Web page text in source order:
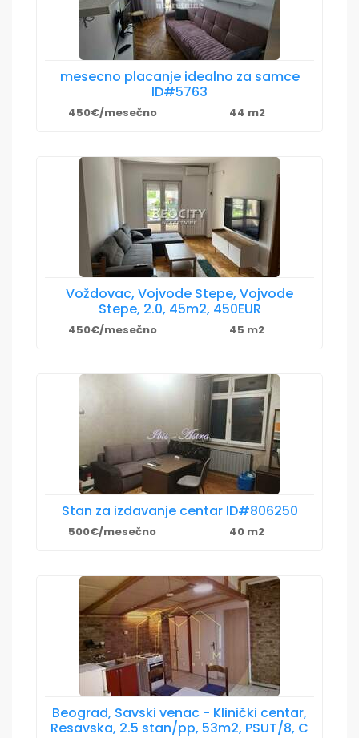
mesecno placanje idealno za samce
ID#5763
450€/mesečno 44 m2
Voždovac, Vojvode Stepe, Vojvode
Stepe, 2.0, 45m2, 450EUR
450€/mesečno 45 m2
Stan za izdavanje centar ID#806250
500€/mesečno 40 m2
Beograd, Savski venac - Klinički centar,
Resavska, 2.5 stan/pp, 53m2, PSUT/8, C